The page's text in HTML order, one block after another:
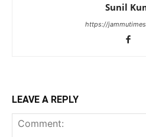
Sunil
https://
LEAVE A REPLY